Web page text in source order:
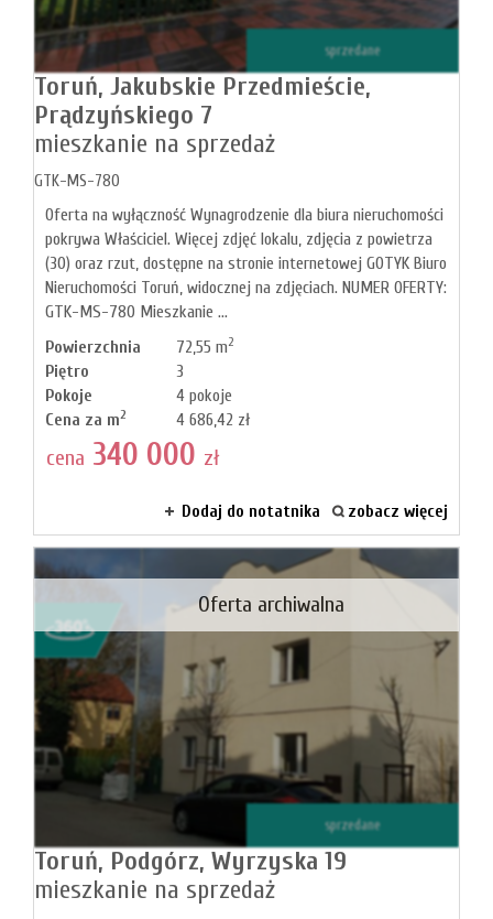
sprzedane
Toruń, Jakubskie Przedmieście,
Prądzyńskiego 7
mieszkanie na sprzedaż
GTK-MS-780
Oferta na wyłączność Wynagrodzenie dla biura nieruchomości
pokrywa Właściciel. Więcej zdjęć lokalu, zdjęcia z powietrza
(30) oraz rzut, dostępne na stronie internetowej GOTYK Biuro
Nieruchomości Toruń, widocznej na zdjęciach. NUMER OFERTY:
GTK-MS-780 Mieszkanie ...
Powierzchnia
72,55 m2
Piętro
3
Pokoje
4 pokoje
Cena za m2 4 686,42 zł
cena 340 000 zł
Dodaj do notatnika zobacz więcej
sprzedane
Oferta archiwalna
Toruń, Podgórz, Wyrzyska 19
mieszkanie na sprzedaż